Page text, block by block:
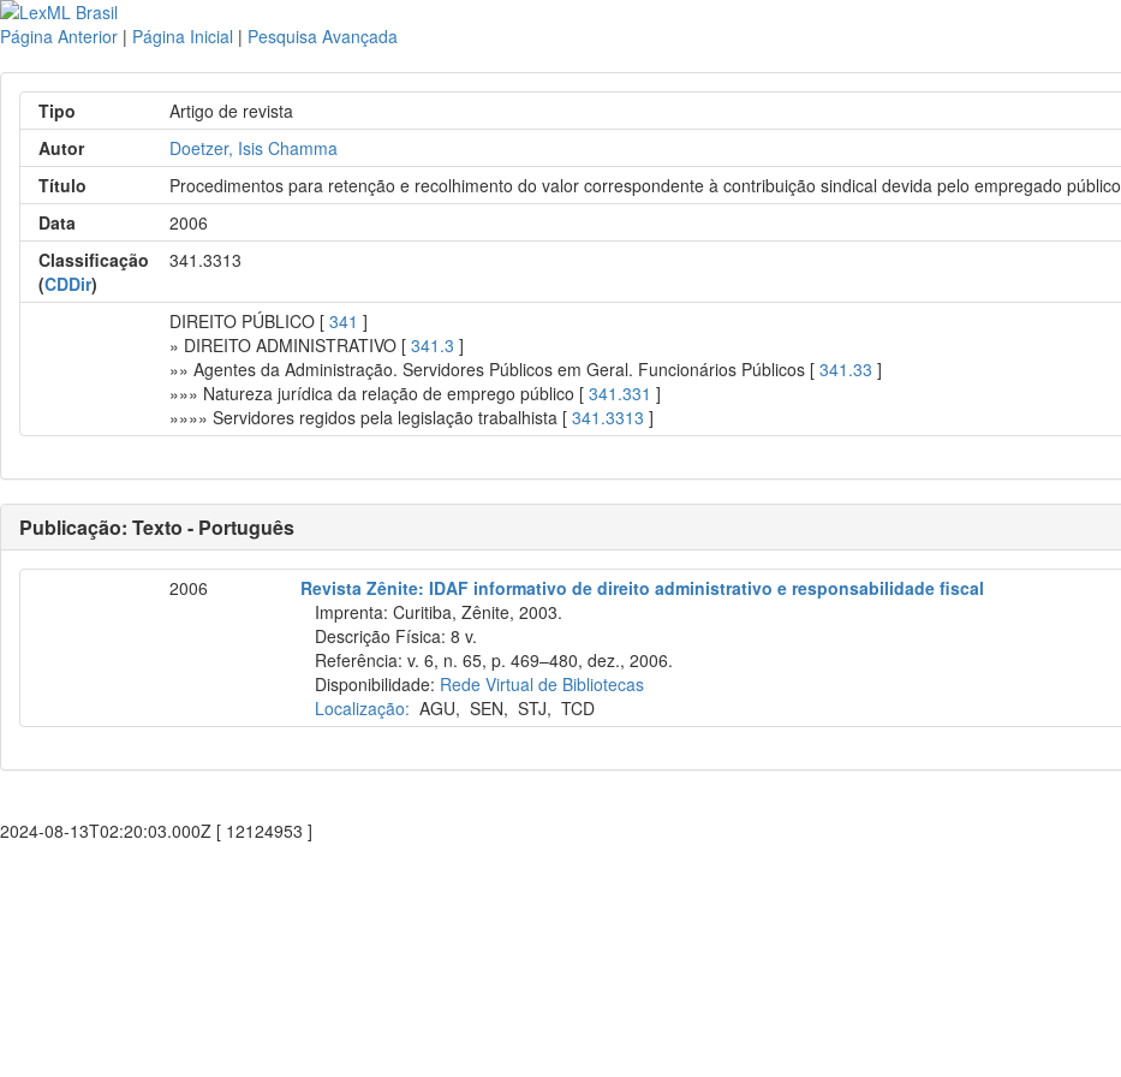
Página Anterior | Página Inicial | Pesquisa Avançada
Tipo
Artigo de revista
Autor
Doetzer, Isis Chamma
Título
Procedimentos para retenção e recolhimento do valor correspondente à contribuição sindical devida pelo empregado público
Data
2006
Classificação
(CDDir)
341.3313
DIREITO PÚBLICO [341 ]
» DIREITO ADMINISTRATIVO [341.3 ]
»» Agentes da Administração. Servidores Públicos em Geral. Funcionários Públicos [341.33 ]
»»» Natureza jurídica da relação de emprego público [341.331 ]
»»»» Servidores regidos pela legislação trabalhista [341.3313 ]
Publicação: Texto - Português
2006
Revista Zênite: IDAF informativo de direito administrativo e responsabilidade fiscal
Imprenta: Curitiba, Zênite, 2003.
Descrição Física: 8 v.
Referência: v. 6, n. 65, p. 469–480, dez., 2006.
Disponibilidade: Rede Virtual de Bibliotecas
Localização: AGU,SEN,STJ,TCD
2024-08-13T02:20:03.000Z [ 12124953 ]